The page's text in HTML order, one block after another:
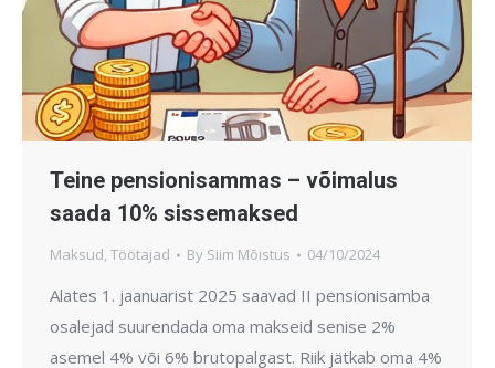
Teine pensionisammas – võimalus
saada 10% sissemaksed
Maksud, Töötajad By Siim Mõistus 04/10/2024
Alates 1. jaanuarist 2025 saavad II pensionisamba
osalejad suurendada oma makseid senise 2%
asemel 4% või 6% brutopalgast. Riik jätkab oma 4%